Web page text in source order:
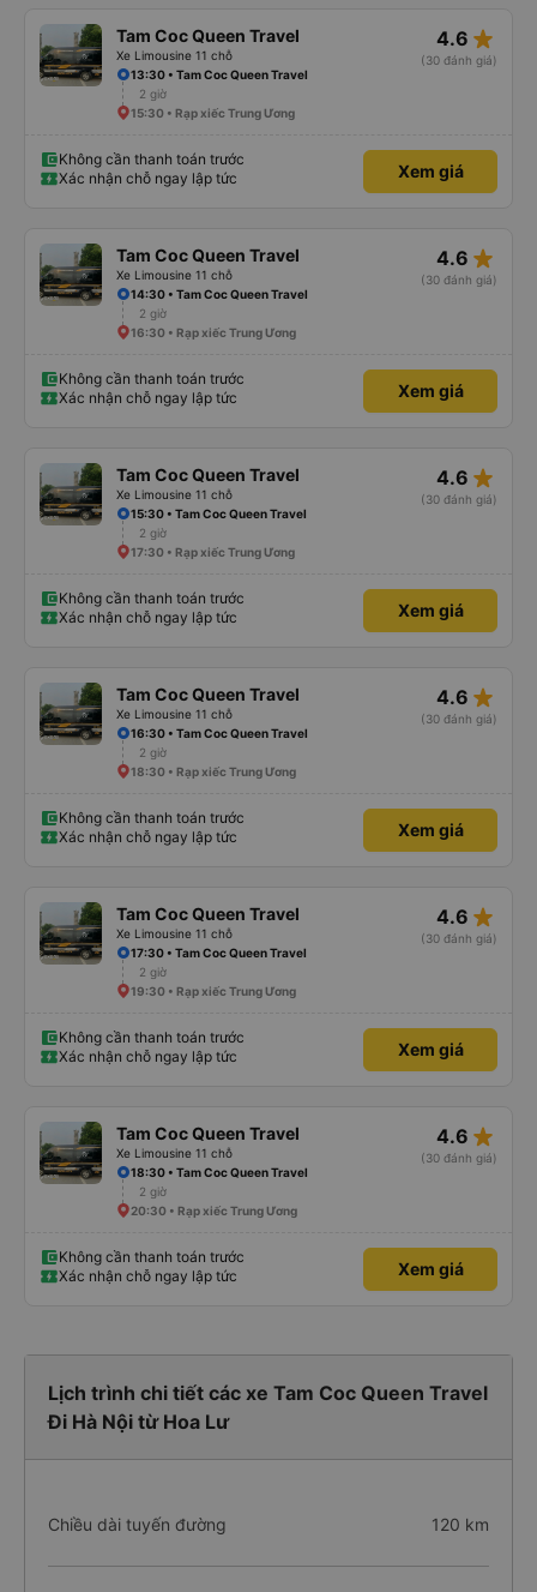
Tam Coc Queen Travel
Xe Limousine 11 chỗ
4.6 star_rate
(30 đánh giá)
13:30 • Tam Coc Queen Travel
2 giờ
15:30 • Rạp xiếc Trung Ương
Không cần thanh toán trước
Xác nhận chỗ ngay lập tức
Xem giá
Tam Coc Queen Travel
Xe Limousine 11 chỗ
4.6 star_rate
(30 đánh giá)
14:30 • Tam Coc Queen Travel
2 giờ
16:30 • Rạp xiếc Trung Ương
Không cần thanh toán trước
Xác nhận chỗ ngay lập tức
Xem giá
Tam Coc Queen Travel
Xe Limousine 11 chỗ
4.6 star_rate
(30 đánh giá)
15:30 • Tam Coc Queen Travel
2 giờ
17:30 • Rạp xiếc Trung Ương
Không cần thanh toán trước
Xác nhận chỗ ngay lập tức
Xem giá
Tam Coc Queen Travel
Xe Limousine 11 chỗ
4.6 star_rate
(30 đánh giá)
16:30 • Tam Coc Queen Travel
2 giờ
18:30 • Rạp xiếc Trung Ương
Không cần thanh toán trước
Xác nhận chỗ ngay lập tức
Xem giá
Tam Coc Queen Travel
Xe Limousine 11 chỗ
4.6 star_rate
(30 đánh giá)
17:30 • Tam Coc Queen Travel
2 giờ
19:30 • Rạp xiếc Trung Ương
Không cần thanh toán trước
Xác nhận chỗ ngay lập tức
Xem giá
Tam Coc Queen Travel
Xe Limousine 11 chỗ
4.6 star_rate
(30 đánh giá)
18:30 • Tam Coc Queen Travel
2 giờ
20:30 • Rạp xiếc Trung Ương
Không cần thanh toán trước
Xác nhận chỗ ngay lập tức
Xem giá
Lịch trình chi tiết các xe Tam Coc Queen Travel
Đi Hà Nội từ Hoa Lư
Chiều dài tuyến đường 120 km